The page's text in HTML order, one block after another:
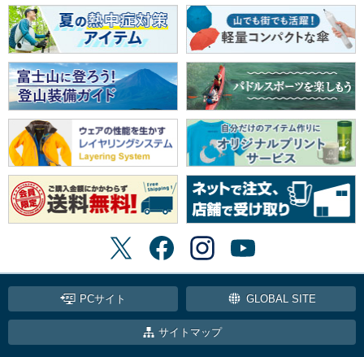
PCサイト GLOBAL SITE
サイトマップ